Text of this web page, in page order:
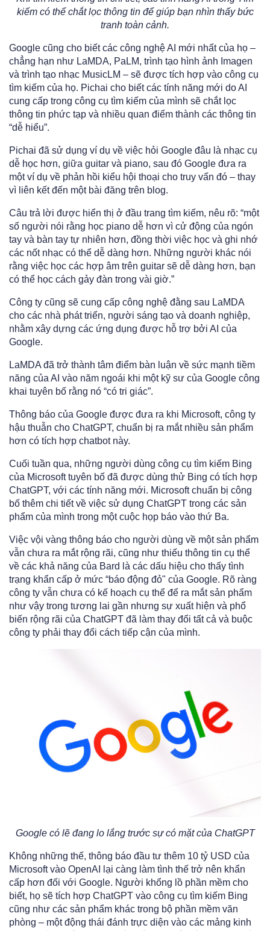
kiếm có thể chắt lọc thông tin để giúp bạn nhìn thấy bức
tranh toàn cảnh.
Google cũng cho biết các công nghệ AI mới nhất của họ –
chẳng hạn như LaMDA, PaLM, trình tạo hình ảnh Imagen
và trình tạo nhạc MusicLM – sẽ được tích hợp vào công cụ
tìm kiếm của họ. Pichai cho biết các tính năng mới do AI
cung cấp trong công cụ tìm kiếm của mình sẽ chắt lọc
thông tin phức tạp và nhiều quan điểm thành các thông tin
“dễ hiểu”.
Pichai đã sử dụng ví dụ về việc hỏi Google đâu là nhạc cụ
dễ học hơn, giữa guitar và piano, sau đó Google đưa ra
một ví dụ về phản hồi kiểu hội thoại cho truy vấn đó – thay
vì liên kết đến một bài đăng trên blog.
Câu trả lời được hiển thị ở đầu trang tìm kiếm, nêu rõ: “một
số người nói rằng học piano dễ hơn vì cử động của ngón
tay và bàn tay tự nhiên hơn, đồng thời việc học và ghi nhớ
các nốt nhạc có thể dễ dàng hơn. Những người khác nói
rằng việc học các hợp âm trên guitar sẽ dễ dàng hơn, bạn
có thể học cách gảy đàn trong vài giờ.”
Công ty cũng sẽ cung cấp công nghệ đằng sau LaMDA
cho các nhà phát triển, người sáng tạo và doanh nghiệp,
nhằm xây dựng các ứng dụng được hỗ trợ bởi AI của
Google.
LaMDA đã trở thành tâm điểm bàn luận về sức mạnh tiềm
năng của AI vào năm ngoái khi một kỹ sư của Google công
khai tuyên bố rằng nó “có tri giác”.
Thông báo của Google được đưa ra khi Microsoft, công ty
hậu thuẫn cho ChatGPT, chuẩn bị ra mắt nhiều sản phẩm
hơn có tích hợp chatbot này.
Cuối tuần qua, những người dùng công cụ tìm kiếm Bing
của Microsoft tuyên bố đã được dùng thử Bing có tích hợp
ChatGPT, với các tính năng mới. Microsoft chuẩn bị công
bố thêm chi tiết về việc sử dụng ChatGPT trong các sản
phẩm của mình trong một cuộc họp báo vào thứ Ba.
Việc vội vàng thông báo cho người dùng về một sản phẩm
vẫn chưa ra mắt rộng rãi, cũng như thiếu thông tin cụ thể
về các khả năng của Bard là các dấu hiệu cho thấy tình
trạng khẩn cấp ở mức “báo động đỏ" của Google. Rõ ràng
công ty vẫn chưa có kế hoạch cụ thể để ra mắt sản phẩm
như vậy trong tương lai gần nhưng sự xuất hiện và phổ
biến rộng rãi của ChatGPT đã làm thay đổi tất cả và buộc
công ty phải thay đổi cách tiếp cận của mình.
Google có lẽ đang lo lắng trước sự có mặt của ChatGPT
Không những thế, thông báo đầu tư thêm 10 tỷ USD của
Microsoft vào OpenAI lại càng làm tình thế trở nên khẩn
cấp hơn đối với Google. Người khổng lồ phần mềm cho
biết, họ sẽ tích hợp ChatGPT vào công cụ tìm kiếm Bing
cũng như các sản phẩm khác trong bộ phần mềm văn
phòng – một động thái đánh trực diện vào các mảng kinh